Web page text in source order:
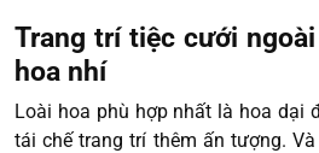
Trang trí tiệc cưới
hoa nhí
Loài hoa phù hợp nhất là hoa dại
tái chế trang trí thêm ấn tượng.